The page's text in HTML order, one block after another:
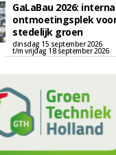
GaLaBau 2026:
ontmoetingsplek voor
stedelijk groen
dinsdag 15 september 2026
t/m vrijdag 18 september 2026